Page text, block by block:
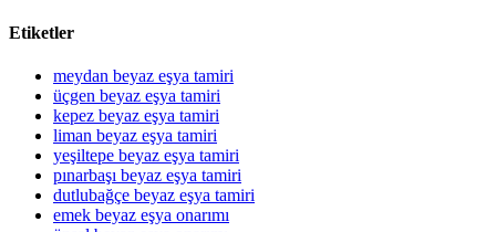
Etiketler
meydan beyaz eşya tamiri
üçgen beyaz eşya tamiri
kepez beyaz eşya tamiri
liman beyaz eşya tamiri
yeşiltepe beyaz eşya tamiri
pınarbaşı beyaz eşya tamiri
dutlubağçe beyaz eşya tamiri
emek beyaz eşya onarımı